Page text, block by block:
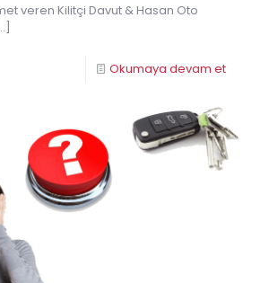
veren Kilitçi Davut & Hasan Oto
Okumaya devam et